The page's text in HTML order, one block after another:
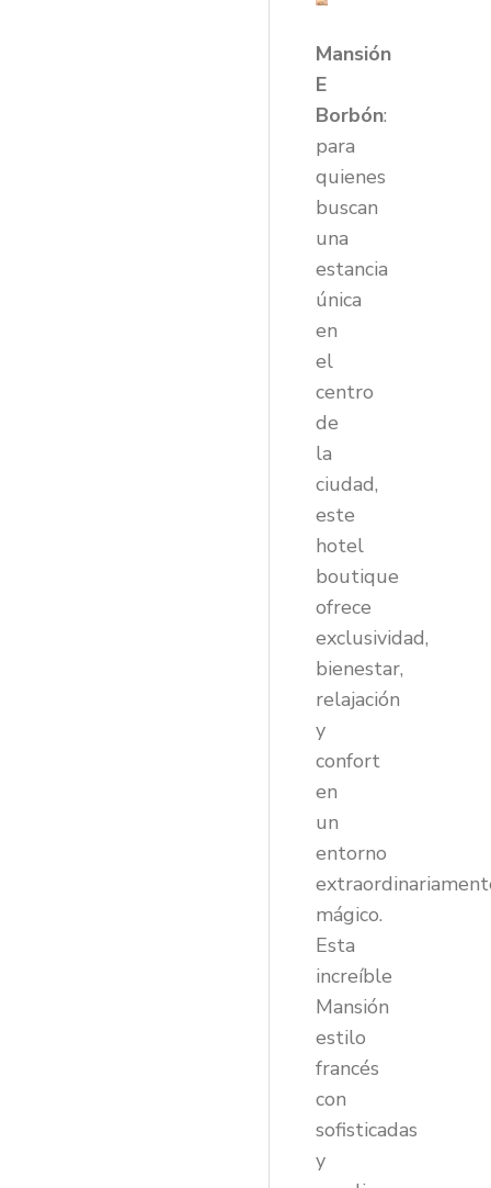
Mansión
E
Borbón:
para
quienes
buscan
una
estancia
única
en
el
centro
de
la
ciudad,
este
hotel
boutique
ofrece
exclusividad,
bienestar,
relajación
y
confort
en
un
entorno
mágico.
Esta
increíble
Mansión
estilo
francés
con
sofisticadas
y